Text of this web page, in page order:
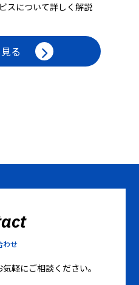
スについて詳しく解説
る
わせ
軽にご相談ください。